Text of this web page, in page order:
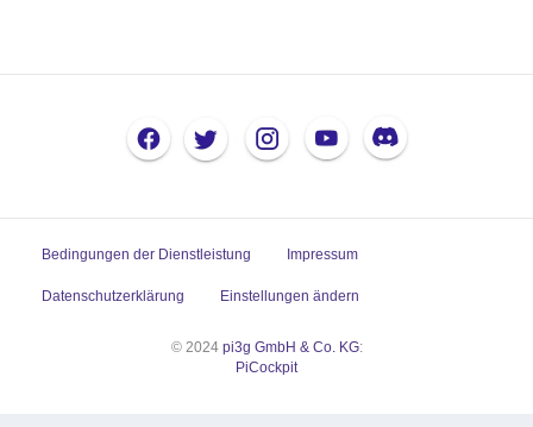
Bedingungen der Dienstleistung Impressum
Datenschutzerklärung Einstellungen ändern
© 2024 pi3g GmbH & Co. KG:
PiCockpit